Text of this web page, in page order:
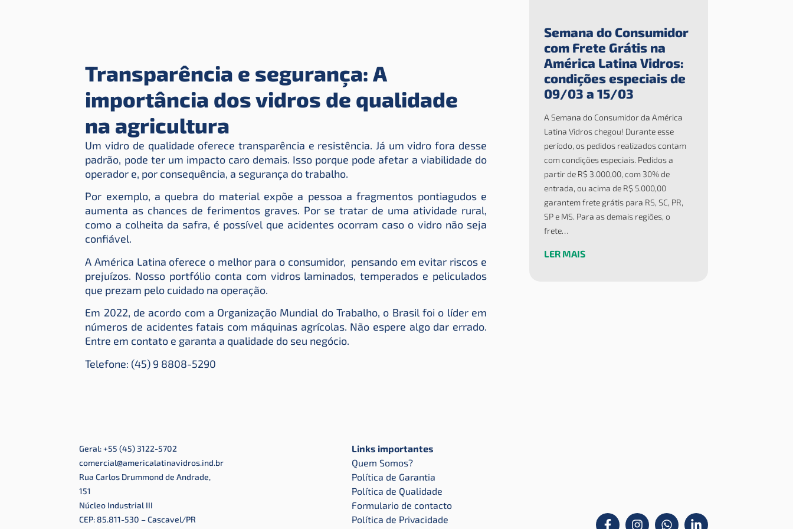
Transparência e segurança: A
importância dos vidros de qualidade
na agricultura
Um vidro de qualidade oferece transparência e resistência. Já um vidro fora desse
padrão, pode ter um impacto caro demais. Isso porque pode afetar a viabilidade do
operador e, por consequência, a segurança do trabalho.
Por exemplo, a quebra do material expõe a pessoa a fragmentos pontiagudos e
aumenta as chances de ferimentos graves. Por se tratar de uma atividade rural,
como a colheita da safra, é possível que acidentes ocorram caso o vidro não seja
confiável.
A América Latina oferece o melhor para o consumidor, pensando em evitar riscos e
prejuízos. Nosso portfólio conta com vidros laminados, temperados e peliculados
que prezam pelo cuidado na operação.
Em 2022, de acordo com a Organização Mundial do Trabalho, o Brasil foi o líder em
números de acidentes fatais com máquinas agrícolas. Não espere algo dar errado.
Entre em contato e garanta a qualidade do seu negócio.
Telefone: (45) 9 8808-5290
Semana do Consumidor
com Frete Grátis na
América Latina Vidros:
condições especiais de
09/03 a 15/03
A Semana do Consumidor da América
Latina Vidros chegou! Durante esse
período, os pedidos realizados contam
com condições especiais. Pedidos a
partir de R$ 3.000,00, com 30% de
entrada, ou acima de R$ 5.000,00
garantem frete grátis para RS, SC, PR,
SP e MS. Para as demais regiões, o
frete…
LER MAIS
Geral: +55 (45) 3122-5702
comercial@americalatinavidros.ind.br
Rua Carlos Drummond de Andrade,
151
Núcleo Industrial III
CEP: 85.811-530 – Cascavel/PR
Links importantes
Quem Somos?
Política de Garantia
Política de Qualidade
Formulario de contacto
Política de Privacidade